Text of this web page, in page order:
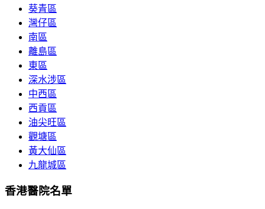
葵青區
灣仔區
南區
離島區
東區
深水涉區
中西區
西貢區
油尖旺區
觀塘區
黃大仙區
九龍城區
香港醫院名單